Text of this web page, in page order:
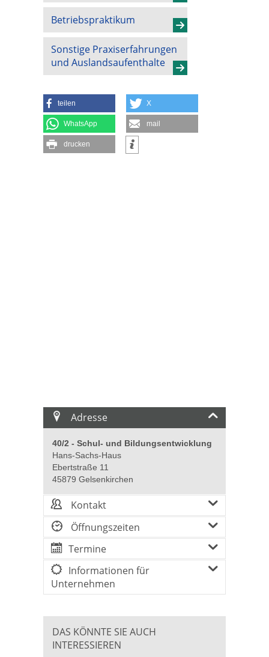
Betriebspraktikum
Sonstige Praxiserfahrungen
und Auslandsaufenthalte
teilen X
WhatsApp mail
drucken
Adresse
40/2 - Schul- und Bildungsentwicklung
Hans-Sachs-Haus
Ebertstraße 11
45879 Gelsenkirchen
Kontakt
Öffnungszeiten
Termine
Informationen für
Unternehmen
DAS KÖNNTE SIE AUCH
INTERESSIEREN